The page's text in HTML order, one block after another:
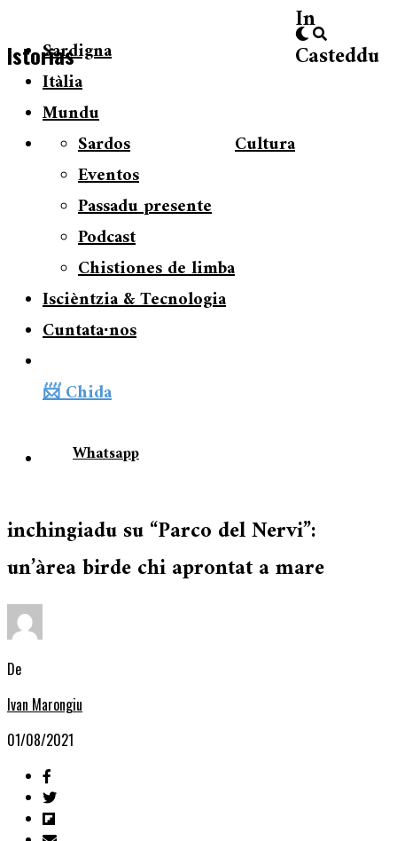
IstoriasSardigna
Itàlia
Mundu
Cultura
Sardos
Eventos
Passadu presente
Podcast
Chistiones de limba
Iscièntzia & Tecnologia
Cuntata∙nos
📨 Chida
Whatsapp
In
Casteddu
inchingiadu su “Parco del Nervi”:
un’àrea birde chi aprontat a mare
De
Ivan Marongiu
01/08/2021